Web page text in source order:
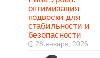
оптимизация
подвески для
стабильности и
безопасности
28 января, 2026